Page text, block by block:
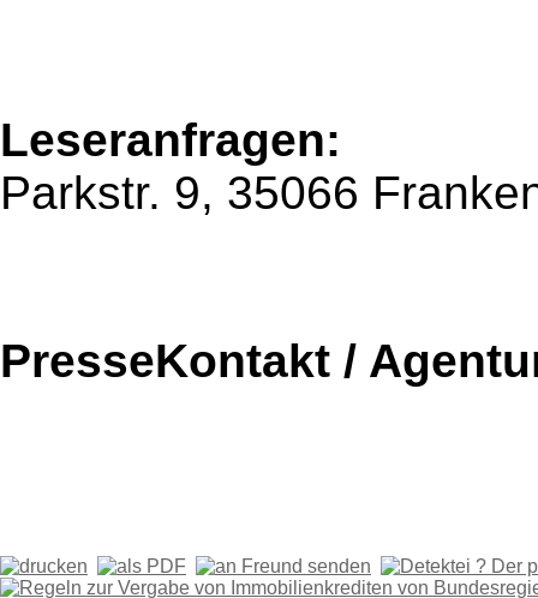
Leseranfragen:
Parkstr. 9, 35066
PresseKontakt /